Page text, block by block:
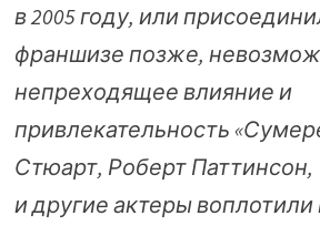
в 2005 году, или
франшизе позже,
непреходящее влияние и
привлекательность
Стюарт, Роберт
и другие актеры воплотили